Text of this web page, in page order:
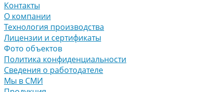
Контакты
О компании
Технология производства
Лицензии и сертификаты
Фото объектов
Политика конфиденциальности
Сведения о работодателе
Мы в СМИ